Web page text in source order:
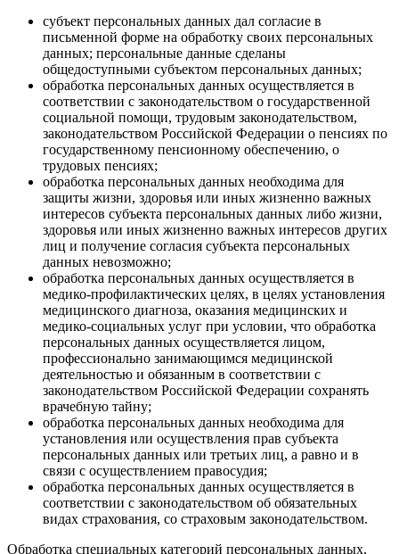
субъект персональных данных дал согласие в
письменной форме на обработку своих персональных
данных; персональные данные сделаны
общедоступными субъектом персональных данных;
обработка персональных данных осуществляется в
соответствии с законодательством о государственной
социальной помощи, трудовым законодательством,
законодательством Российской Федерации о пенсиях по
государственному пенсионному обеспечению, о
трудовых пенсиях;
обработка персональных данных необходима для
защиты жизни, здоровья или иных жизненно важных
интересов субъекта персональных данных либо жизни,
здоровья или иных жизненно важных интересов других
лиц и получение согласия субъекта персональных
данных невозможно;
обработка персональных данных осуществляется в
медико-профилактических целях, в целях установления
медицинского диагноза, оказания медицинских и
медико-социальных услуг при условии, что обработка
персональных данных осуществляется лицом,
профессионально занимающимся медицинской
деятельностью и обязанным в соответствии с
законодательством Российской Федерации сохранять
врачебную тайну;
обработка персональных данных необходима для
установления или осуществления прав субъекта
персональных данных или третьих лиц, а равно и в
связи с осуществлением правосудия;
обработка персональных данных осуществляется в
соответствии с законодательством об обязательных
видах страхования, со страховым законодательством.
Обработка специальных категорий персональных данных,